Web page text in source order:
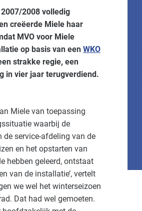
2008 volledig
creëerde Miele haar
MVO voor Miele
op basis van een WKO
strakke regie, een
in vier jaar terugverdiend.
Miele van toepassing
waarbij de
service-afdeling van de
en het opstarten van
hebben geleerd, ontstaat
van de installatie’, vertelt
we wel het winterseizoen
Dat had wel gemoeten.